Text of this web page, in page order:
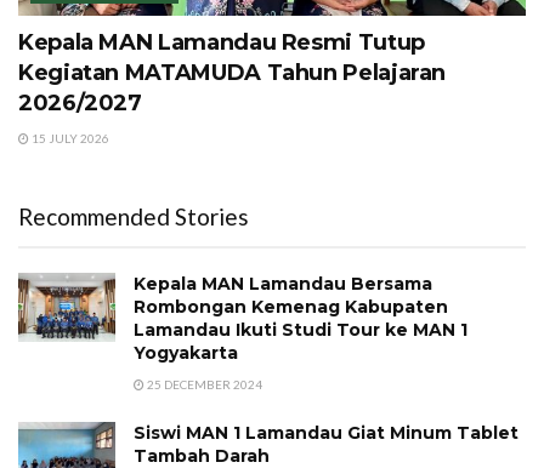
Kepala MAN Lamandau Resmi Tutup
Kegiatan MATAMUDA Tahun Pelajaran
2026/2027
15 JULY 2026
Recommended Stories
Kepala MAN Lamandau Bersama
Rombongan Kemenag Kabupaten
Lamandau Ikuti Studi Tour ke MAN 1
Yogyakarta
25 DECEMBER 2024
Siswi MAN 1 Lamandau Giat Minum Tablet
Tambah Darah